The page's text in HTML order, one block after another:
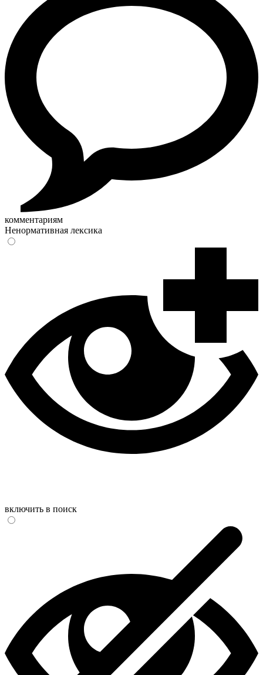
комментариям
Ненормативная лексика
включить в поиск